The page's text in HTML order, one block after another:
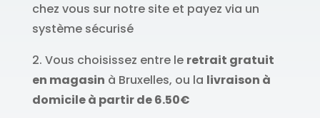
chez vous sur notre site et payez via un
système sécurisé
2. Vous choisissez entre le retrait gratuit
en magasin à Bruxelles, ou la livraison à
domicile à partir de 6.50€